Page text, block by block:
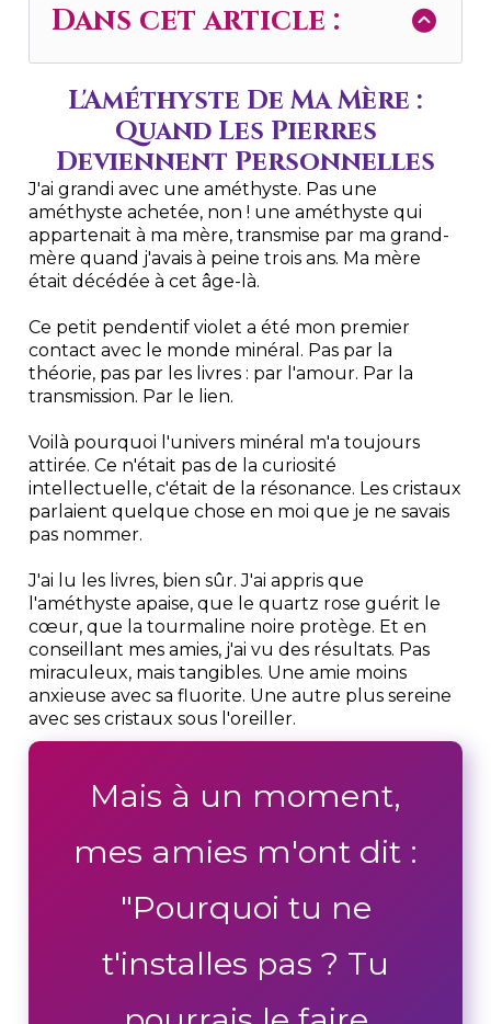
Dans cet article :
L'Améthyste De Ma Mère :
Quand Les Pierres
Deviennent Personnelles
J'ai grandi avec une améthyste. Pas une
améthyste achetée, non ! une améthyste qui
appartenait à ma mère, transmise par ma grand-
mère quand j'avais à peine trois ans. Ma mère
était décédée à cet âge-là.
Ce petit pendentif violet a été mon premier
contact avec le monde minéral. Pas par la
théorie, pas par les livres : par l'amour. Par la
transmission. Par le lien.
Voilà pourquoi l'univers minéral m'a toujours
attirée. Ce n'était pas de la curiosité
intellectuelle, c'était de la résonance. Les cristaux
parlaient quelque chose en moi que je ne savais
pas nommer.
J'ai lu les livres, bien sûr. J'ai appris que
l'améthyste apaise, que le quartz rose guérit le
cœur, que la tourmaline noire protège. Et en
conseillant mes amies, j'ai vu des résultats. Pas
miraculeux, mais tangibles. Une amie moins
anxieuse avec sa fluorite. Une autre plus sereine
avec ses cristaux sous l'oreiller.
Mais à un moment,
mes amies m'ont dit :
"Pourquoi tu ne
t'installes pas ? Tu